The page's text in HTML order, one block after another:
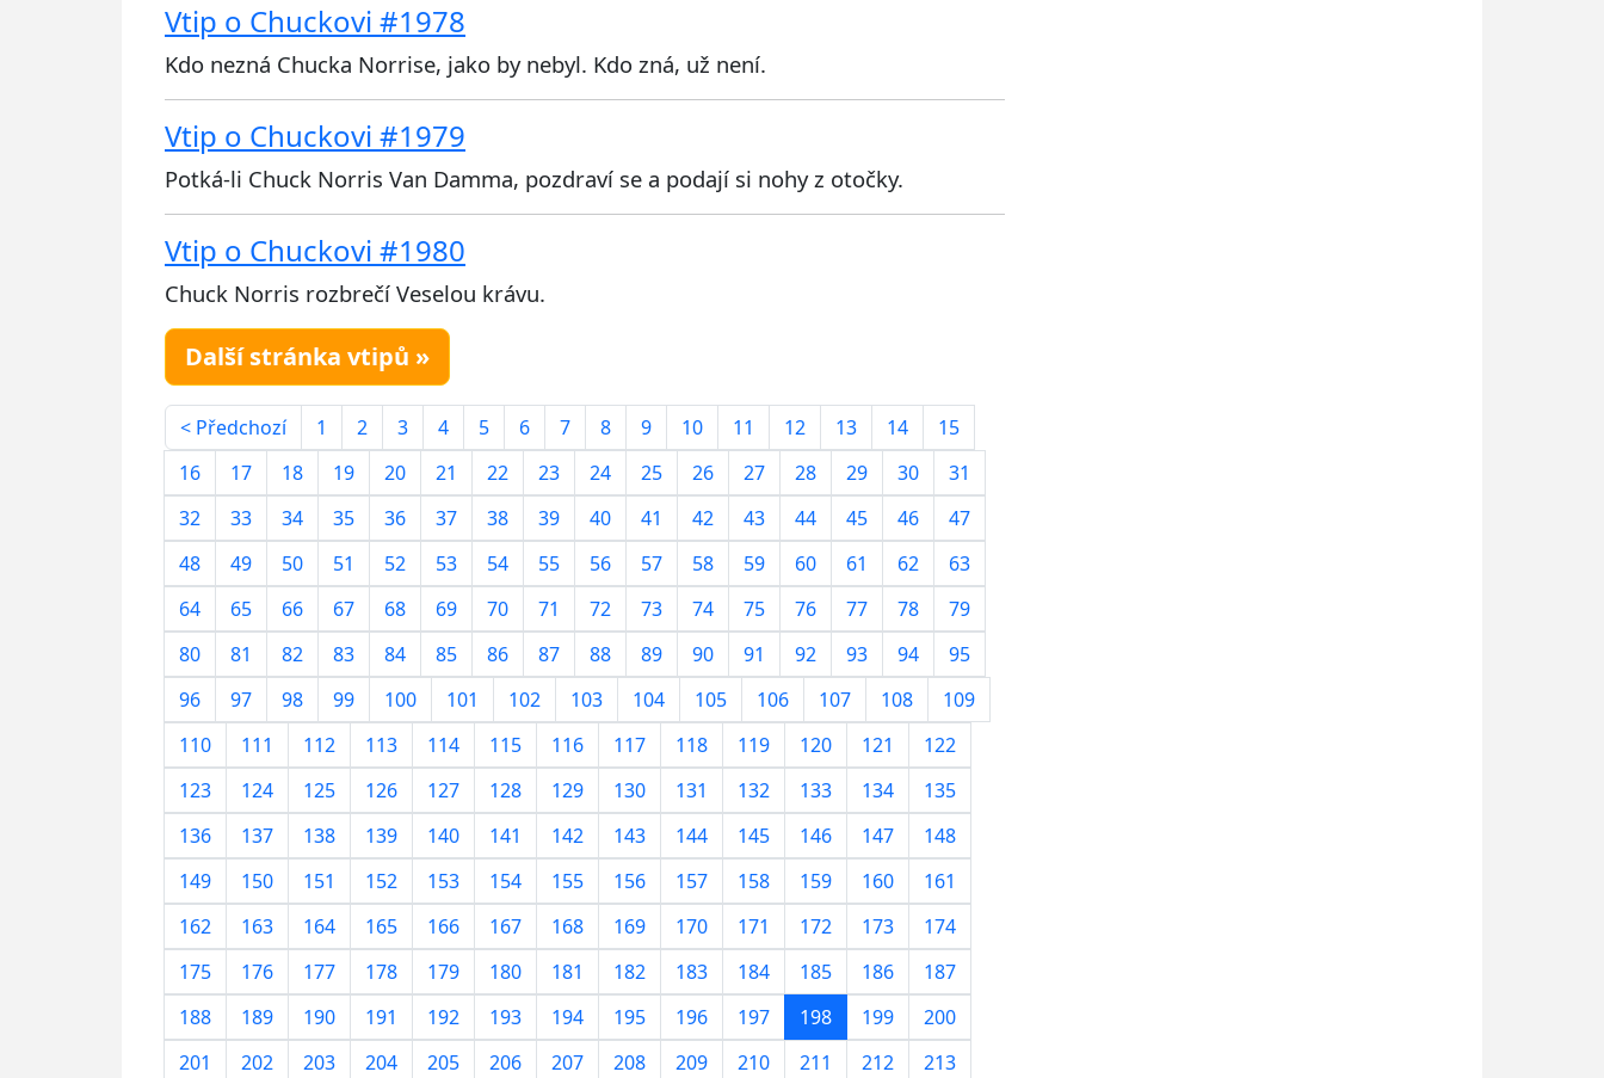
Vtip o Chuckovi #1978
Kdo nezná Chucka Norrise, jako by nebyl. Kdo zná, už není.
Vtip o Chuckovi #1979
Potká-li Chuck Norris Van Damma, pozdraví se a podají si nohy z otočky.
Vtip o Chuckovi #1980
Chuck Norris rozbrečí Veselou krávu.
Další stránka vtipů »
< Předchozí 1 2 3 4 5 6 7 8 9 10 11 12 13 14
15
16
17 18 19 20 21 22 23 24 25 26 27 28 29 30
31
32
33 34 35 36 37 38 39 40 41 42 43 44 45 46
47
48
49 50 51 52 53 54 55 56 57 58 59 60 61 62
63
64
65 66 67 68 69 70 71 72 73 74 75 76 77 78
79
80
81 82 83 84 85 86 87 88 89 90 91 92 93 94
95
96
97 98 99 100 101 102 103 104 105 106 107 108
109
110
111 112 113 114 115 116 117 118 119 120 121
122
123
124 125 126 127 128 129 130 131 132 133 134
135
136
137 138 139 140 141 142 143 144 145 146 147
148
149
150 151 152 153 154 155 156 157 158 159 160
161
162
163 164 165 166 167 168 169 170 171 172 173
174
175
176 177 178 179 180 181 182 183 184 185 186
187
188
189 190 191 192 193 194 195 196 197 198 199
200
201
202 203 204 205 206 207 208 209 210 211 212 213